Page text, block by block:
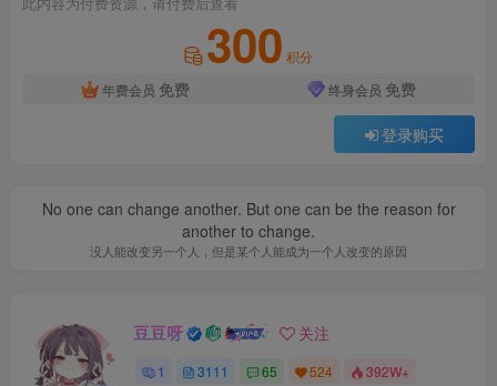
300 积分
年费会员 免费 终身会员 免费
登录购买
No one can change another. But one can be the reason for
another to change.
没人能改变另一个人，但是某个人能成为一个人改变的原因
豆豆呀 关注
1 3111 65 524 392W+